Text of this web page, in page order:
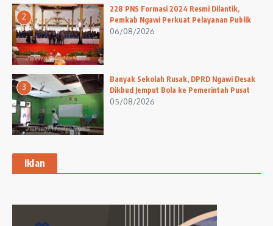
2
228 PNS Formasi 2024 Resmi Dilantik,
Pemkab Ngawi Perkuat Pelayanan Publik
06/08/2026
3
Banyak Sekolah Rusak, DPRD Ngawi Desak
Dikbud Jemput Bola ke Pemerintah Pusat
05/08/2026
Iklan